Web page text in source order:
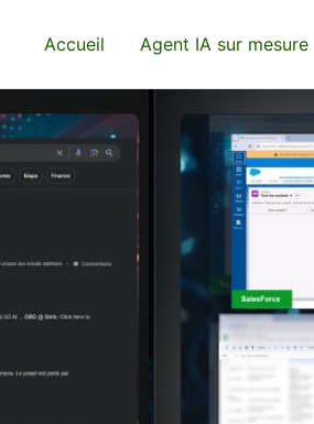
Accueil Agent IA sur mesure